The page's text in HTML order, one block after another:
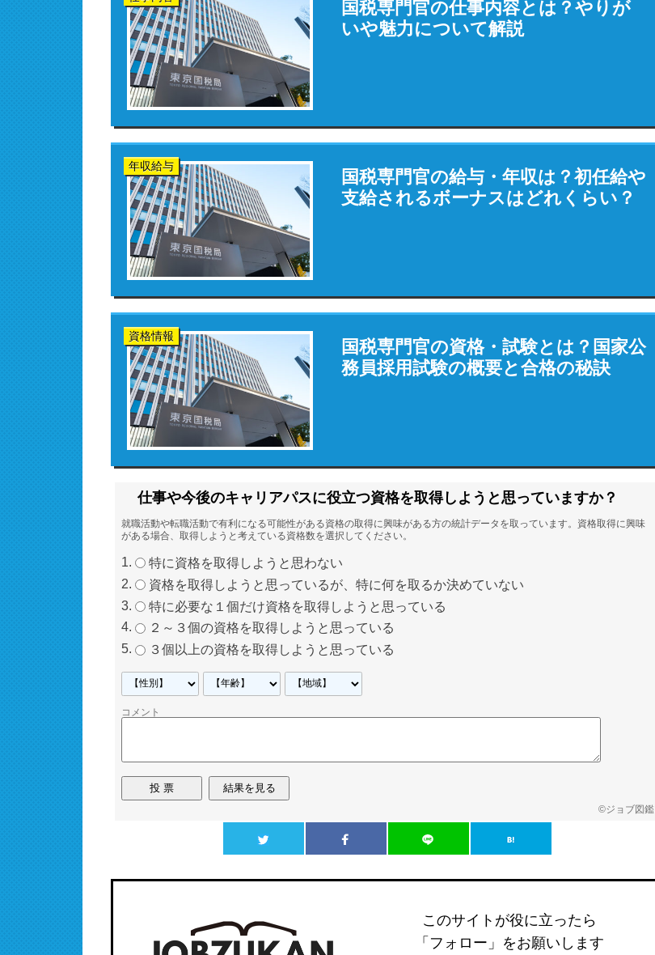
国税専門官の仕事内容とは？やりが
いや魅力について解説
年収給与
国税専門官の給与・年収は？初任給や
支給されるボーナスはどれくらい？
資格情報
国税専門官の資格・試験とは？国家公
務員採用試験の概要と合格の秘訣
仕事や今後のキャリアパスに役立つ資格を取得しようと思っていますか？
就職活動や転職活動で有利になる可能性がある資格の取得に興味がある方の統計データを取っています。資格取得に興味
がある場合、取得しようと考えている資格数を選択してください。
特に資格を取得しようと思わない
資格を取得しようと思っているが、特に何を取るか決めていない
特に必要な１個だけ資格を取得しようと思っている
２～３個の資格を取得しようと思っている
３個以上の資格を取得しようと思っている
コメント
©ジョブ図鑑
このサイトが役に立ったら
「フォロー」をお願いします